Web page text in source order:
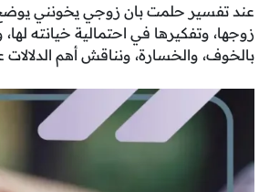
عند تفسير حلمت بان زوجي يخونني يوضح
زوجها، وتفكيرها في احتمالية خيانته
بالخوف، والخسارة، ونناقش أهم الدلالات